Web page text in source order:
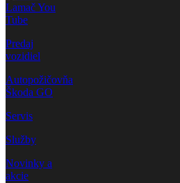
Predaj
vozidiel
Autopožičovňa
Škoda GO
Servis
Služby
Novinky a
akcie